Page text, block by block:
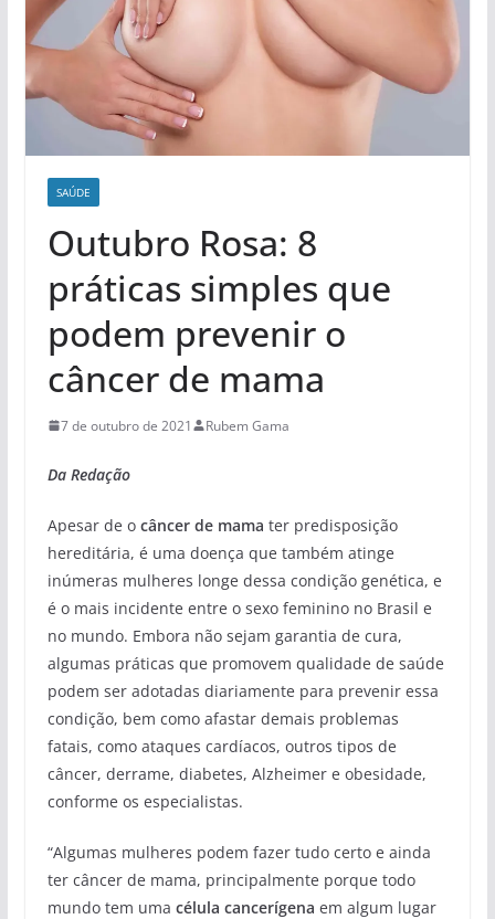
SAÚDE
Outubro Rosa: 8
práticas simples que
podem prevenir o
câncer de mama
7 de outubro de 2021 Rubem Gama
Da Redação
Apesar de o câncer de mama ter predisposição
hereditária, é uma doença que também atinge
inúmeras mulheres longe dessa condição genética, e
é o mais incidente entre o sexo feminino no Brasil e
no mundo. Embora não sejam garantia de cura,
algumas práticas que promovem qualidade de saúde
podem ser adotadas diariamente para prevenir essa
condição, bem como afastar demais problemas
fatais, como ataques cardíacos, outros tipos de
câncer, derrame, diabetes, Alzheimer e obesidade,
conforme os especialistas.
“Algumas mulheres podem fazer tudo certo e ainda
ter câncer de mama, principalmente porque todo
mundo tem uma célula cancerígena em algum lugar